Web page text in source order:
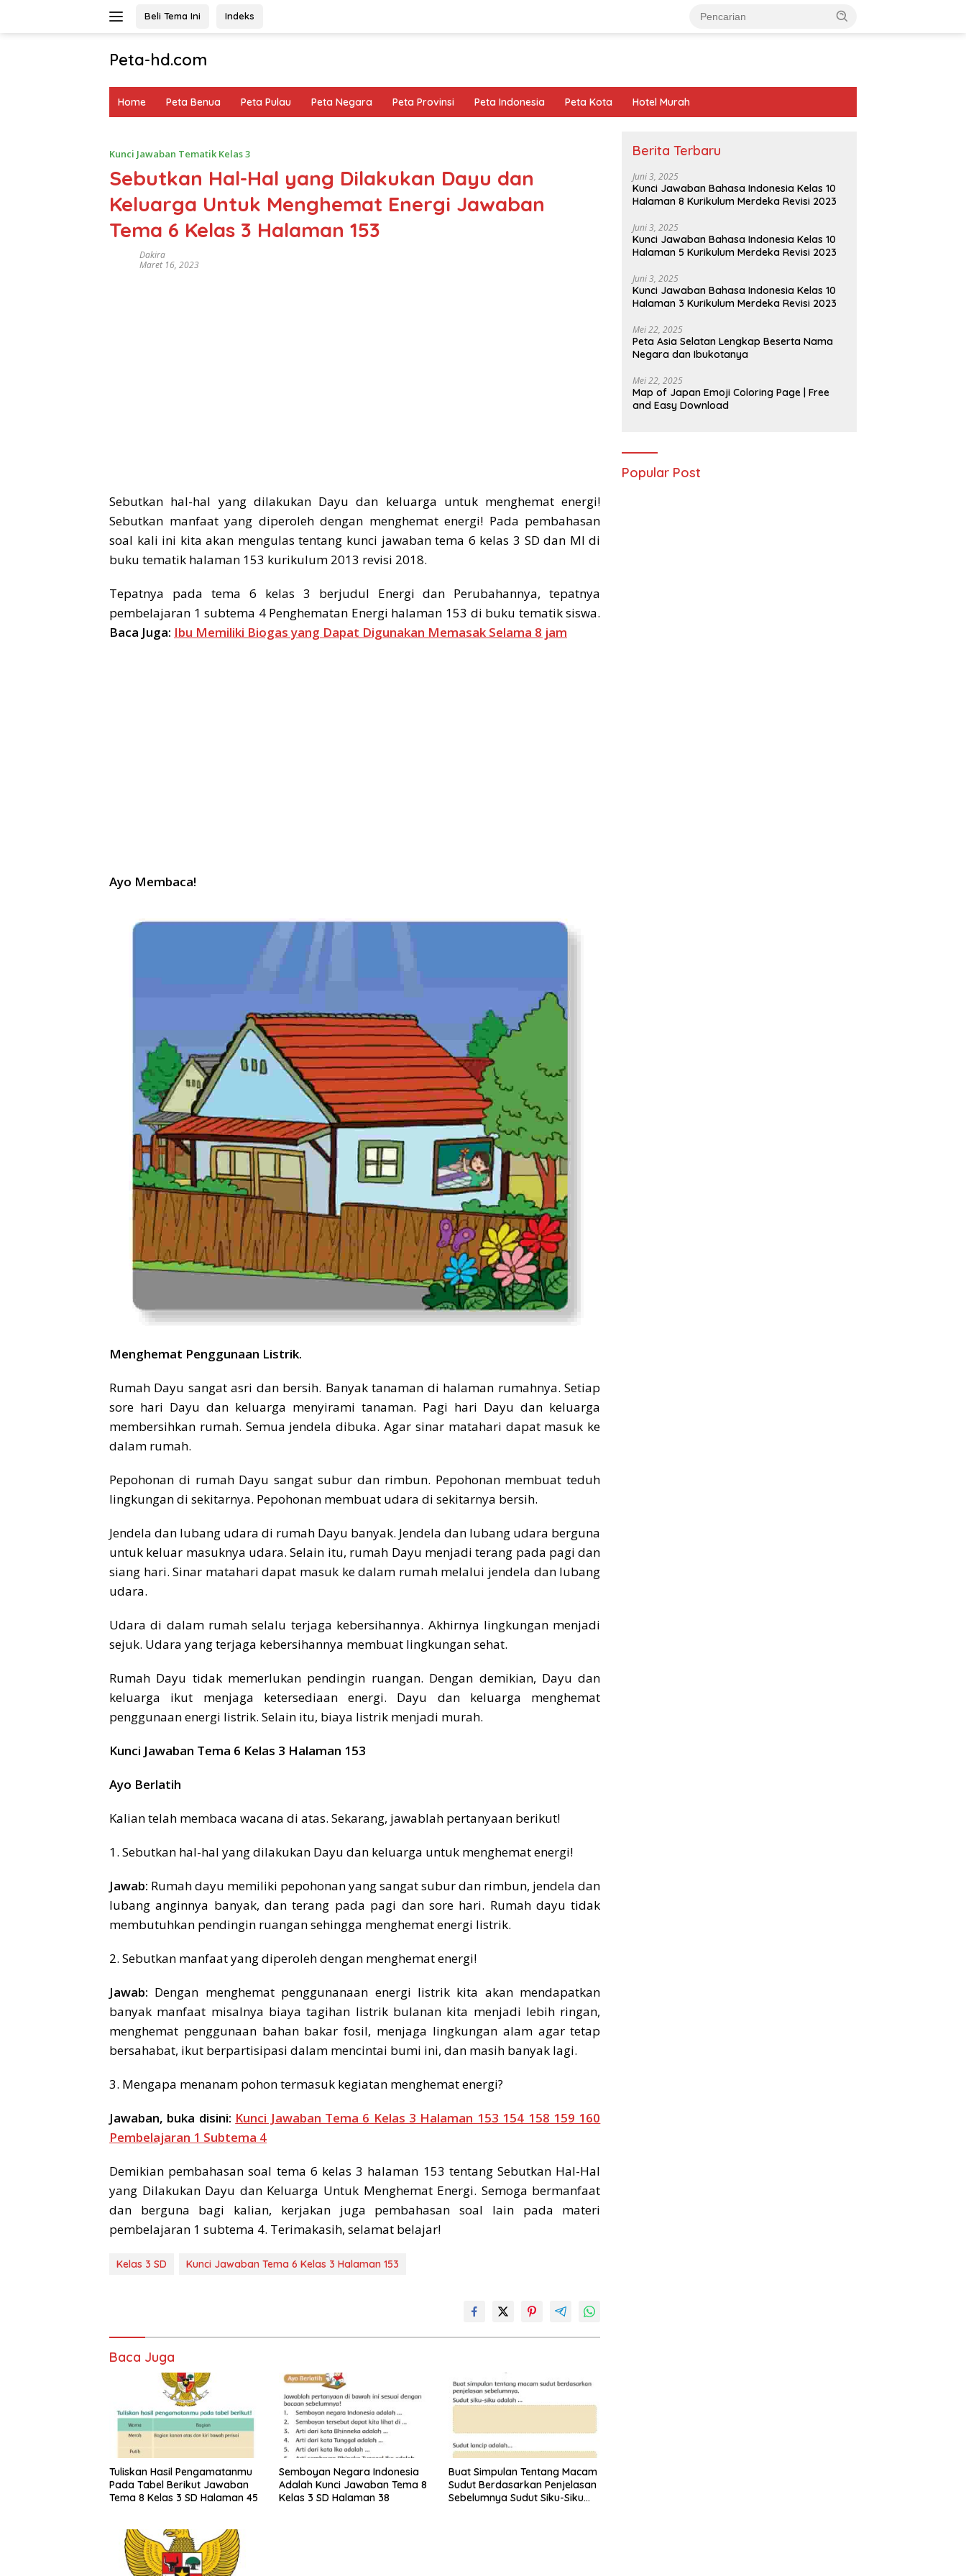
Beli Tema Ini Indeks
Peta-hd.com
Gambar
Home Peta Benua Peta Pulau Peta Negara Peta Provinsi Peta Indonesia Peta Kota Hotel Murah
Kunci Jawaban Tematik Kelas 3
Sebutkan Hal-Hal yang Dilakukan Dayu dan
Keluarga Untuk Menghemat Energi Jawaban
Tema 6 Kelas 3 Halaman 153
Dakira
Maret 16, 2023
Sebutkan hal-hal yang dilakukan Dayu dan keluarga untuk menghemat energi!
Sebutkan manfaat yang diperoleh dengan menghemat energi! Pada pembahasan
soal kali ini kita akan mengulas tentang kunci jawaban tema 6 kelas 3 SD dan MI di
buku tematik halaman 153 kurikulum 2013 revisi 2018.
Tepatnya pada tema 6 kelas 3 berjudul Energi dan Perubahannya, tepatnya
pembelajaran 1 subtema 4 Penghematan Energi halaman 153 di buku tematik siswa.
Baca Juga: Ibu Memiliki Biogas yang Dapat Digunakan Memasak Selama 8 jam
Ayo Membaca!
Menghemat Penggunaan Listrik.
Rumah Dayu sangat asri dan bersih. Banyak tanaman di halaman rumahnya. Setiap
sore hari Dayu dan keluarga menyirami tanaman. Pagi hari Dayu dan keluarga
membersihkan rumah. Semua jendela dibuka. Agar sinar matahari dapat masuk ke
dalam rumah.
Pepohonan di rumah Dayu sangat subur dan rimbun. Pepohonan membuat teduh
lingkungan di sekitarnya. Pepohonan membuat udara di sekitarnya bersih.
Jendela dan lubang udara di rumah Dayu banyak. Jendela dan lubang udara berguna
untuk keluar masuknya udara. Selain itu, rumah Dayu menjadi terang pada pagi dan
siang hari. Sinar matahari dapat masuk ke dalam rumah melalui jendela dan lubang
udara.
Udara di dalam rumah selalu terjaga kebersihannya. Akhirnya lingkungan menjadi
sejuk. Udara yang terjaga kebersihannya membuat lingkungan sehat.
Rumah Dayu tidak memerlukan pendingin ruangan. Dengan demikian, Dayu dan
keluarga ikut menjaga ketersediaan energi. Dayu dan keluarga menghemat
penggunaan energi listrik. Selain itu, biaya listrik menjadi murah.
Kunci Jawaban Tema 6 Kelas 3 Halaman 153
Ayo Berlatih
Kalian telah membaca wacana di atas. Sekarang, jawablah pertanyaan berikut!
1. Sebutkan hal-hal yang dilakukan Dayu dan keluarga untuk menghemat energi!
Jawab: Rumah dayu memiliki pepohonan yang sangat subur dan rimbun, jendela dan
lubang anginnya banyak, dan terang pada pagi dan sore hari. Rumah dayu tidak
membutuhkan pendingin ruangan sehingga menghemat energi listrik.
2. Sebutkan manfaat yang diperoleh dengan menghemat energi!
Jawab: Dengan menghemat penggunanaan energi listrik kita akan mendapatkan
banyak manfaat misalnya biaya tagihan listrik bulanan kita menjadi lebih ringan,
menghemat penggunaan bahan bakar fosil, menjaga lingkungan alam agar tetap
bersahabat, ikut berpartisipasi dalam mencintai bumi ini, dan masih banyak lagi.
3. Mengapa menanam pohon termasuk kegiatan menghemat energi?
Jawaban, buka disini: Kunci Jawaban Tema 6 Kelas 3 Halaman 153 154 158 159 160
Pembelajaran 1 Subtema 4
Demikian pembahasan soal tema 6 kelas 3 halaman 153 tentang Sebutkan Hal-Hal
yang Dilakukan Dayu dan Keluarga Untuk Menghemat Energi. Semoga bermanfaat
dan berguna bagi kalian, kerjakan juga pembahasan soal lain pada materi
pembelajaran 1 subtema 4. Terimakasih, selamat belajar!
Kelas 3 SD Kunci Jawaban Tema 6 Kelas 3 Halaman 153
Baca Juga
Tuliskan Hasil Pengamatanmu
Pada Tabel Berikut Jawaban
Tema 8 Kelas 3 SD Halaman 45
Semboyan Negara Indonesia
Adalah Kunci Jawaban Tema 8
Kelas 3 SD Halaman 38
Buat Simpulan Tentang Macam
Sudut Berdasarkan Penjelasan
Sebelumnya Sudut Siku-Siku
Berita Terbaru
Juni 3, 2025
Kunci Jawaban Bahasa Indonesia Kelas 10
Halaman 8 Kurikulum Merdeka Revisi 2023
Juni 3, 2025
Kunci Jawaban Bahasa Indonesia Kelas 10
Halaman 5 Kurikulum Merdeka Revisi 2023
Juni 3, 2025
Kunci Jawaban Bahasa Indonesia Kelas 10
Halaman 3 Kurikulum Merdeka Revisi 2023
Mei 22, 2025
Peta Asia Selatan Lengkap Beserta Nama
Negara dan Ibukotanya
Mei 22, 2025
Map of Japan Emoji Coloring Page | Free
and Easy Download
Popular Post